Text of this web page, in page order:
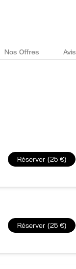
Nos Offres Avis
Réserver (25 €)
Réserver (25 €)